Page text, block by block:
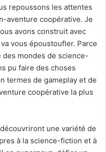
repoussons les attentes
aventure coopérative. Je
avons construit avec
vous époustoufler. Parce
mondes de science-
pu faire des choses
termes de gameplay et de
coopérative la plus
une variété de
à la science-fiction et à